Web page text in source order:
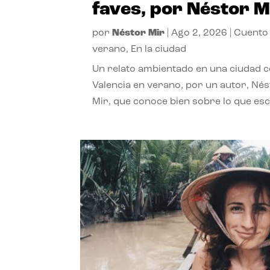
faves, por Néstor
por Néstor Mir |Ago 2, 2026 |Cuento
verano, En la ciudad
Un relato ambientado en una ciudad
Valencia en verano, por un autor,
Mir, que conoce bien sobre lo que